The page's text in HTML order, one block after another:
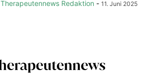
Therapeutennews Redaktion - 11. Juni 2025